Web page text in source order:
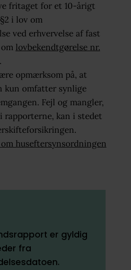
fritaget for et 10-årigt
i lov om
ved erhvervelse af fast
lovbekendtgørelse nr.
.
opmærksom på, at
kun omfatter synlige
Fejl og mangler,
rapporterne, kan i stedet
huseftersynsordningen
er gyldig
fra